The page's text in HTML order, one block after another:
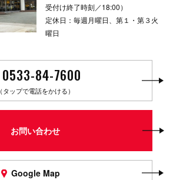
受付け終了時刻／18:00）
定休日：毎週月曜日、第１・第３火
曜日
0533-84-7600
（タップで電話をかける）
お問い合わせ
Google Map